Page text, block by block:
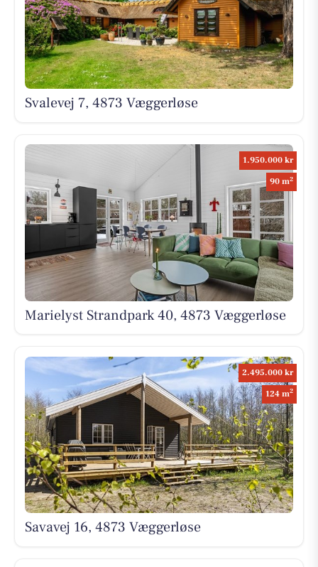
Svalevej 7, 4873 Væggerløse
1.950.000 kr
90 m2
Marielyst Strandpark 40, 4873 Væggerløse
2.495.000 kr
124 m2
Savavej 16, 4873 Væggerløse